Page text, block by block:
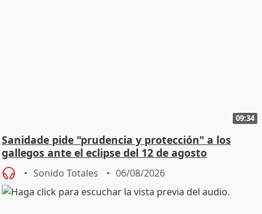
09:34
Sanidade pide "prudencia y protección" a los
gallegos ante el eclipse del 12 de agosto
Sonido Totales 06/08/2026